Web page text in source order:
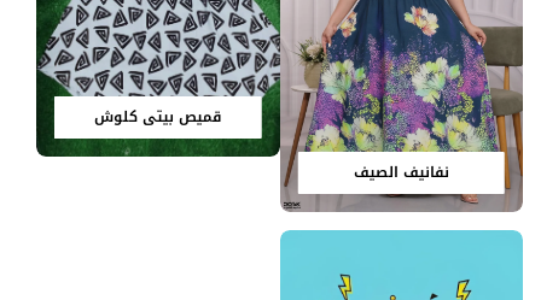
نفانيف الصيف
قميص بيتي كلوش